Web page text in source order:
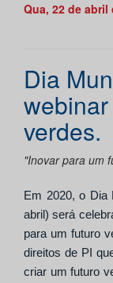
Qua, 22 de abril
Dia
verdes.
"Inovar para um
Em 2020, o Dia
abril) será
para um futuro
direitos de PI
criar um futuro